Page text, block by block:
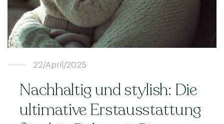
22/April/2025
Nachhaltig und stylish: Die
ultimative Erstausstattung